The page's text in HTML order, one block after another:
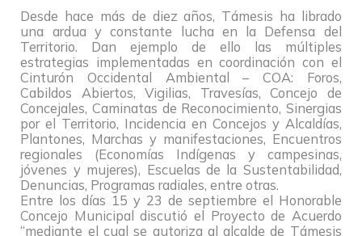
Desde hace más de diez años, Támesis ha librado
una ardua y constante lucha en la Defensa del
Territorio. Dan ejemplo de ello las múltiples
estrategias implementadas en coordinación con el
Cinturón Occidental Ambiental – COA: Foros,
Cabildos Abiertos, Vigilias, Travesías, Concejo de
Concejales, Caminatas de Reconocimiento, Sinergias
por el Territorio, Incidencia en Concejos y Alcaldías,
Plantones, Marchas y manifestaciones, Encuentros
regionales (Economías Indígenas y campesinas,
jóvenes y mujeres), Escuelas de la Sustentabilidad,
Denuncias, Programas radiales, entre otras.
Entre los días 15 y 23 de septiembre el Honorable
Concejo Municipal discutió el Proyecto de Acuerdo
“mediante el cual se autoriza al alcalde de Támesis